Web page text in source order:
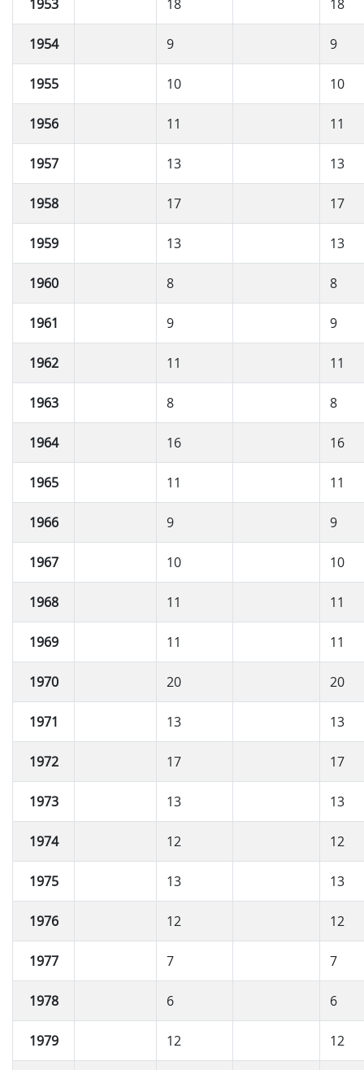
1953 18 18
1954 9 9
1955 10 10
1956 11 11
1957 13 13
1958 17 17
1959 13 13
1960 8 8
1961 9 9
1962 11 11
1963 8 8
1964 16 16
1965 11 11
1966 9 9
1967 10 10
1968 11 11
1969 11 11
1970 20 20
1971 13 13
1972 17 17
1973 13 13
1974 12 12
1975 13 13
1976 12 12
1977 7 7
1978 6 6
1979 12 12